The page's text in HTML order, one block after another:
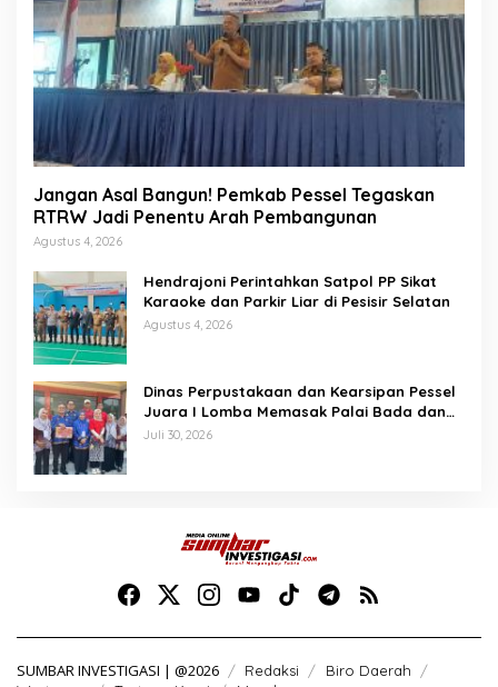
Jangan Asal Bangun! Pemkab Pessel Tegaskan
RTRW Jadi Penentu Arah Pembangunan
Agustus 4, 2026
Hendrajoni Perintahkan Satpol PP Sikat
Karaoke dan Parkir Liar di Pesisir Selatan
Agustus 4, 2026
Dinas Perpustakaan dan Kearsipan Pessel
Juara I Lomba Memasak Palai Bada dan
Lamang Golek
Juli 30, 2026
SUMBAR INVESTIGASI | @2026 Redaksi
Biro Daerah